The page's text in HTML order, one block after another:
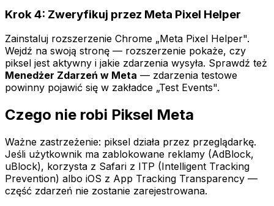
Krok 4: Zweryfikuj przez Meta Pixel Helper
Zainstaluj rozszerzenie Chrome „Meta Pixel Helper".
Wejdź na swoją stronę — rozszerzenie pokaże, czy
piksel jest aktywny i jakie zdarzenia wysyła. Sprawdź też
Menedżer Zdarzeń w Meta — zdarzenia testowe
powinny pojawić się w zakładce „Test Events".
Czego nie robi Piksel Meta
Ważne zastrzeżenie: piksel działa przez przeglądarkę.
Jeśli użytkownik ma zablokowane reklamy (AdBlock,
uBlock), korzysta z Safari z ITP (Intelligent Tracking
Prevention) albo iOS z App Tracking Transparency —
część zdarzeń nie zostanie zarejestrowana.